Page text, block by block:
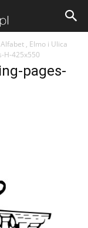
, Elmo i Ulica
H-425x550
pages-